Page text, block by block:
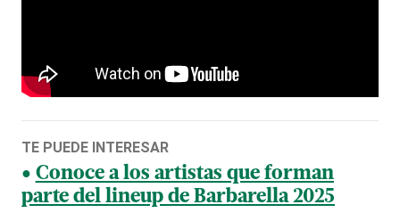
TE PUEDE INTERESAR
Conoce a los artistas que forman
parte del lineup de Barbarella 2025